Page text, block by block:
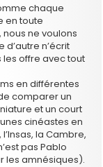
chaque
en toute
ne voulons
n’écrit
les offre avec tout
en différentes
comparer un
et un court
cinéastes en
la Cambre,
pas Pablo
les amnésiques).